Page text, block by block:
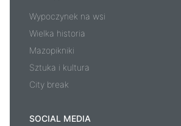
Wypoczynek na wsi
Wielka historia
Mazopikniki
Sztuka i kultura
City break
SOCIAL MEDIA